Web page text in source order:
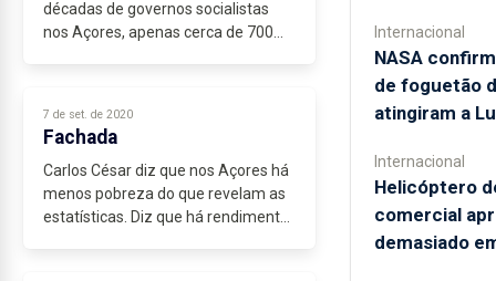
décadas de governos socialistas
nos Açores, apenas cerca de 700
crianças açorianas que se
encontram...
7 de set. de 2020
Fachada
Carlos César diz que nos Açores há
menos pobreza do que revelam as
estatísticas. Diz que há rendimentos
Internacional
NASA
de foguetão
atingiram a
Internacional
Helicóptero
comercial
demasiado